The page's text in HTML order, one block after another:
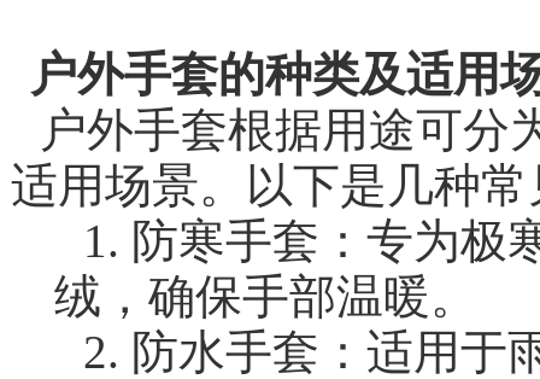
户外手套的种类及适用
户外手套根据用途可分
适用场景。以下是几种
1. 防寒手套：专为极
绒，确保手部温暖。
2. 防水手套：适用于